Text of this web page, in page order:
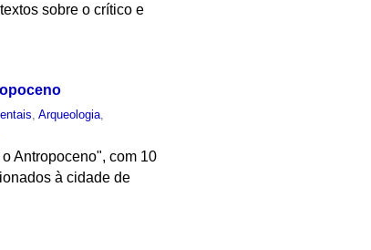
sobre o crítico e
,Arqueologia,
Antropoceno", com 10
à cidade de